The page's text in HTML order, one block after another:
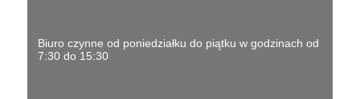
Biuro czynne od poniedziałku do piątku w godzinach od
7:30 do 15:30